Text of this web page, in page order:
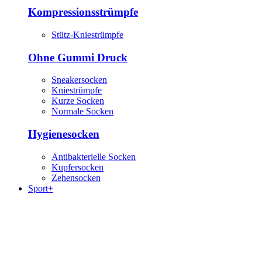
Kompressionsstrümpfe
Stütz-Kniestrümpfe
Ohne Gummi Druck
Sneakersocken
Kniestrümpfe
Kurze Socken
Normale Socken
Hygienesocken
Antibakterielle Socken
Kupfersocken
Zehensocken
Sport+